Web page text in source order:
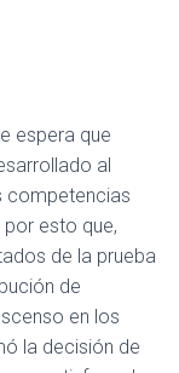
espera que
al
competencias
por esto que,
de la prueba
de
en los
la decisión de